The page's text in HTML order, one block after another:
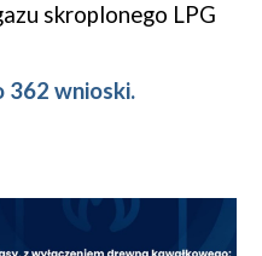
skroplonego LPG
362 wnioski.